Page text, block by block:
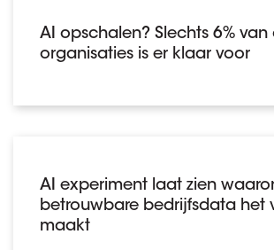
AI opschalen? Slechts 6% van
organisaties is er klaar voor
AI experiment laat zien
betrouwbare bedrijfsdata het
maakt